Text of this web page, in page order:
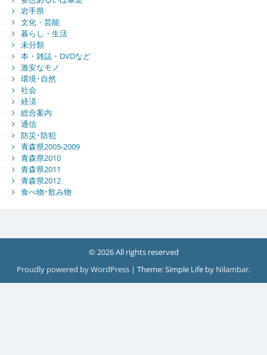
岩手県
文化・芸能
暮らし・生活
未分類
本・雑誌・DVDなど
激安なモノ
環境･自然
社会
経済
総合案内
通信
防災･防犯
青森県2005-2009
青森県2010
青森県2011
青森県2012
食べ物･飲み物
© 2026 All rights reserved
Proudly powered by WordPress | Theme: Simple Life by Nilambar.